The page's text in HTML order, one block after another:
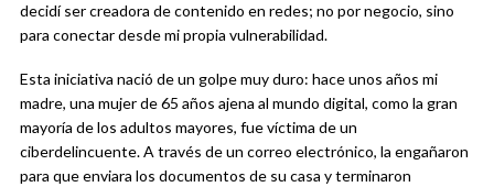
decidí ser creadora de contenido en redes; no por negocio, sino
para conectar desde mi propia vulnerabilidad.
Esta iniciativa nació de un golpe muy duro: hace unos años mi
madre, una mujer de 65 años ajena al mundo digital, como la gran
mayoría de los adultos mayores, fue víctima de un
ciberdelincuente. A través de un correo electrónico, la engañaron
para que enviara los documentos de su casa y terminaron